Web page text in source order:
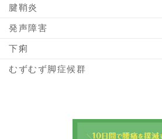
腱鞘炎
発声障害
下痢
むずむず脚症候群